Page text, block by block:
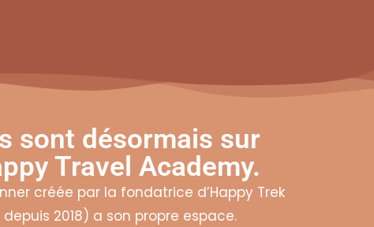
sont désormais sur
Travel Academy.
créée par la fondatrice d’Happy Trek
2018) a son propre espace.